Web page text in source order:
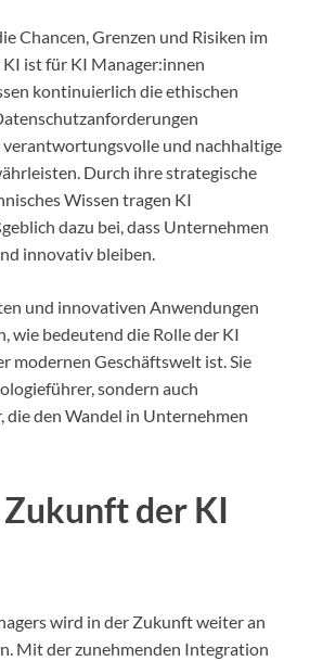
Chancen, Grenzen und Risiken im
ist für KI Manager:innen
kontinuierlich die ethischen
verantwortungsvolle und nachhaltige
Durch ihre strategische
Wissen tragen KI
dazu bei, dass Unternehmen
innovativ bleiben.
und innovativen Anwendungen
wie bedeutend die Rolle der KI
modernen Geschäftswelt ist. Sie
sondern auch
die den Wandel in Unternehmen
der KI
wird in der Zukunft weiter an
Mit der zunehmenden Integration